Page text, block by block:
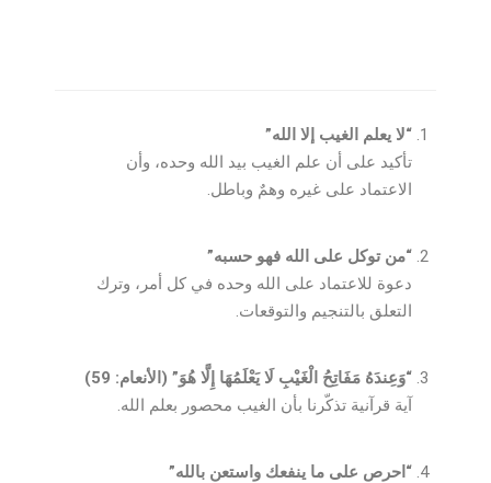
“لا يعلم الغيب إلا الله”
تأكيد على أن علم الغيب بيد الله وحده، وأن
الاعتماد على غيره وهمٌ وباطل.
“من توكل على الله فهو حسبه”
دعوة للاعتماد على الله وحده في كل أمر، وترك
التعلق بالتنجيم والتوقعات.
“وَعِندَهُ مَفَاتِحُ الْغَيْبِ لَا يَعْلَمُهَا إِلَّا هُوَ” (الأنعام: 59)
آية قرآنية تذكّرنا بأن الغيب محصور بعلم الله.
“احرص على ما ينفعك واستعن بالله”